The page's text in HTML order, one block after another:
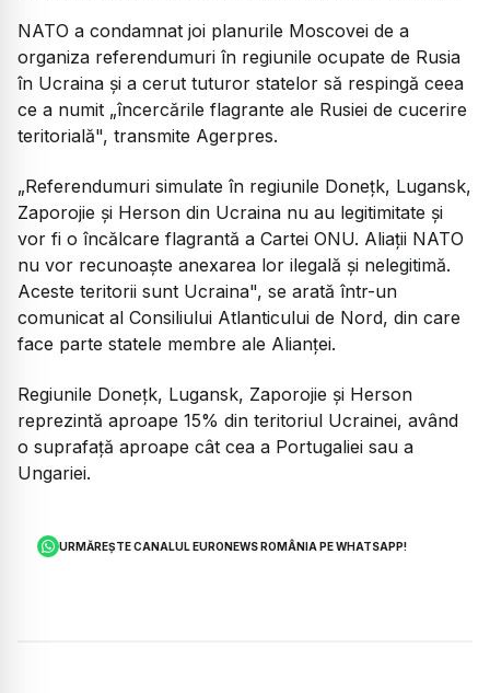
NATO a condamnat joi planurile Moscovei de a
organiza referendumuri în regiunile ocupate de Rusia
în Ucraina şi a cerut tuturor statelor să respingă ceea
ce a numit „încercările flagrante ale Rusiei de cucerire
teritorială", transmite Agerpres.
„Referendumuri simulate în regiunile Doneţk, Lugansk,
Zaporojie şi Herson din Ucraina nu au legitimitate şi
vor fi o încălcare flagrantă a Cartei ONU. Aliaţii NATO
nu vor recunoaşte anexarea lor ilegală şi nelegitimă.
Aceste teritorii sunt Ucraina", se arată într-un
comunicat al Consiliului Atlanticului de Nord, din care
face parte statele membre ale Alianţei.
Regiunile Doneţk, Lugansk, Zaporojie şi Herson
reprezintă aproape 15% din teritoriul Ucrainei, având
o suprafață aproape cât cea a Portugaliei sau a
Ungariei.
URMĂREȘTE CANALUL EURONEWS ROMÂNIA PE WHATSAPP!